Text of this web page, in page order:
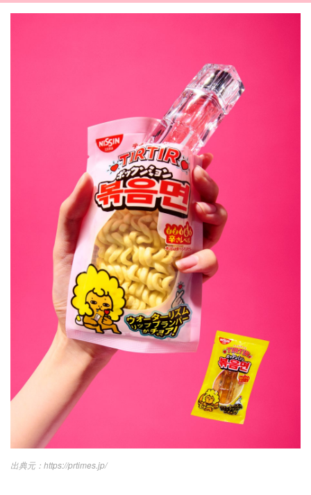
https://prtimes.jp/